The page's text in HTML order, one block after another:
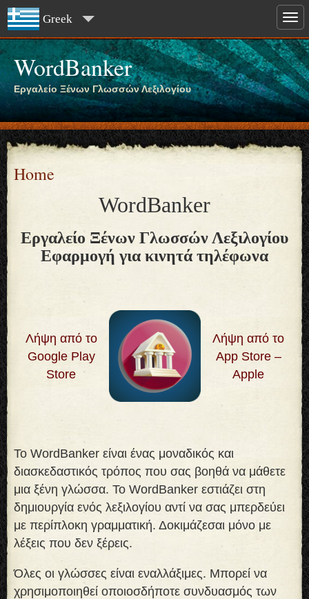
Greek
WordBanker
Εργαλείο Ξένων Γλωσσών Λεξιλογίου
Home
WordBanker
Εργαλείο Ξένων Γλωσσών Λεξιλογίου
Εφαρμογή για κινητά τηλέφωνα
Λήψη από το
Google Play
Store
Λήψη από το
App Store –
Apple
Το WordBanker είναι ένας μοναδικός και
διασκεδαστικός τρόπος που σας βοηθά να μάθετε
μια ξένη γλώσσα. Το WordBanker εστιάζει στη
δημιουργία ενός λεξιλογίου αντί να σας μπερδεύει
με περίπλοκη γραμματική. Δοκιμάζεσαι μόνο με
λέξεις που δεν ξέρεις.
Όλες οι γλώσσες είναι εναλλάξιμες. Μπορεί να
χρησιμοποιηθεί οποιοσδήποτε συνδυασμός των